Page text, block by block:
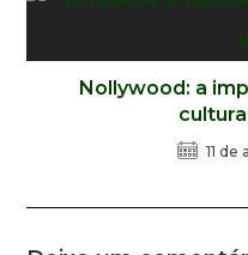
Nollywood: a
11